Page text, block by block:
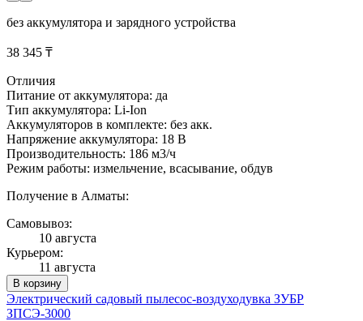
без аккумулятора и зарядного устройства
38 345 ₸
Отличия
Питание от аккумулятора: да
Тип аккумулятора: Li-Ion
Аккумуляторов в комплекте: без акк.
Напряжение аккумулятора: 18 В
Производительность: 186 м3/ч
Режим работы: измельчение, всасывание, обдув
Получение в Алматы:
Самовывоз:
10 августа
Курьером:
11 августа
В корзину
Электрический садовый пылесос-воздуходувка ЗУБР
ЗПСЭ-3000